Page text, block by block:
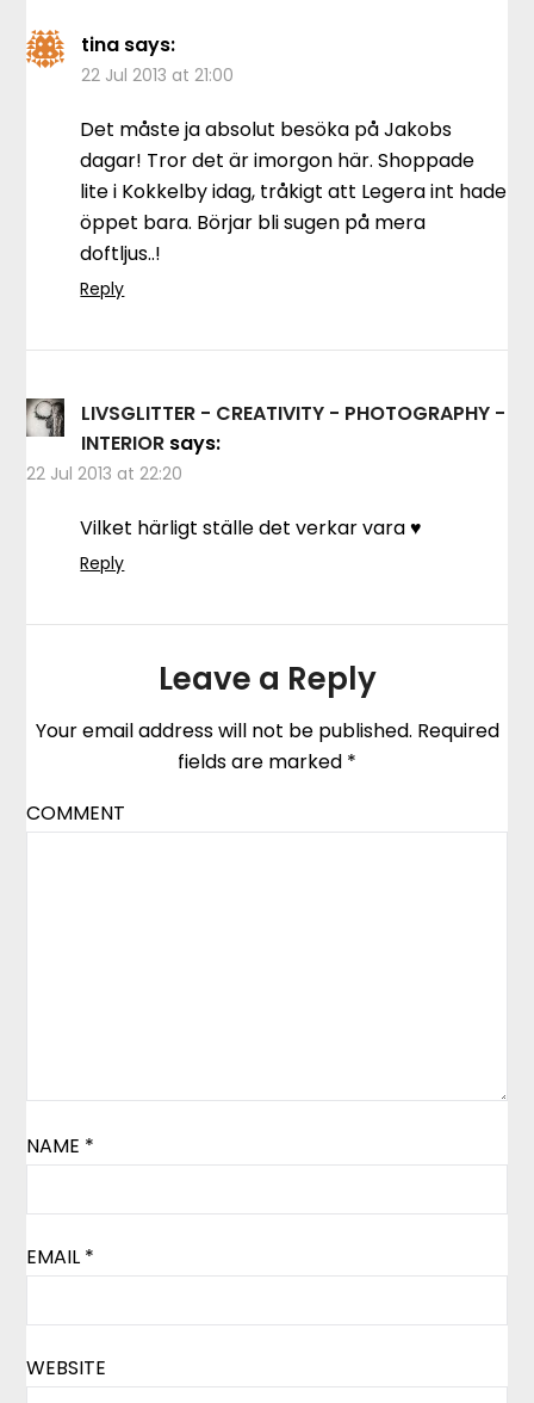
tina says:
22 Jul 2013 at 21:00
Det måste ja absolut besöka på Jakobs
dagar! Tror det är imorgon här. Shoppade
lite i Kokkelby idag, tråkigt att Legera int hade
öppet bara. Börjar bli sugen på mera
doftljus..!
Reply
LIVSGLITTER - CREATIVITY - PHOTOGRAPHY -
INTERIOR says:
22 Jul 2013 at 22:20
Vilket härligt ställe det verkar vara ♥
Reply
Leave a Reply
Your email address will not be published. Required
fields are marked *
COMMENT
NAME *
EMAIL *
WEBSITE